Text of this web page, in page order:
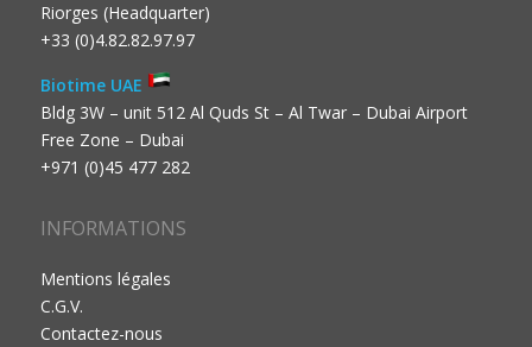
Riorges (Headquarter)
+33 (0)4.82.82.97.97
Biotime UAE
Bldg 3W – unit 512 Al Quds St – Al Twar – Dubai Airport
Free Zone – Dubai
+971 (0)45 477 282
INFORMATIONS
Mentions légales
C.G.V.
Contactez-nous